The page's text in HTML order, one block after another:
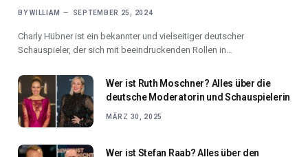
BY WILLIAM SEPTEMBER 25, 2024
Charly Hübner ist ein bekannter und vielseitiger deutscher
Schauspieler, der sich mit beeindruckenden Rollen in…
Wer ist Ruth Moschner? Alles über die
deutsche Moderatorin und Schauspielerin
MÄRZ 30, 2025
Wer ist Stefan Raab? Alles über den